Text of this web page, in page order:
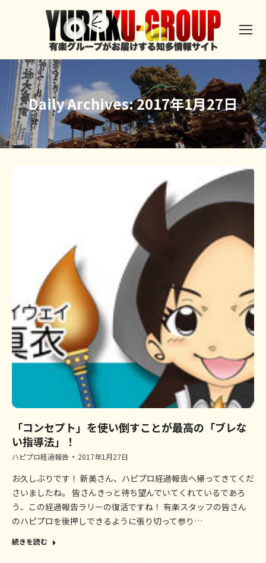
Daily Archives:2017年1月27日
「コンセプト」を使い倒すことが最高の「ブレな
い指導法」！
ハピプロ経過報告 2017年1月27日
お久しぶりです！ 新美さん、ハピプロ経過報告へ帰ってきてくだ
さいましたね。 皆さんきっと待ち望んでいてくれているであろ
う、この経過報告ラリーの復活ですね！ 有楽スタッフの皆さん
のハピプロを後押しできるように張り切って参り…
続きを読む